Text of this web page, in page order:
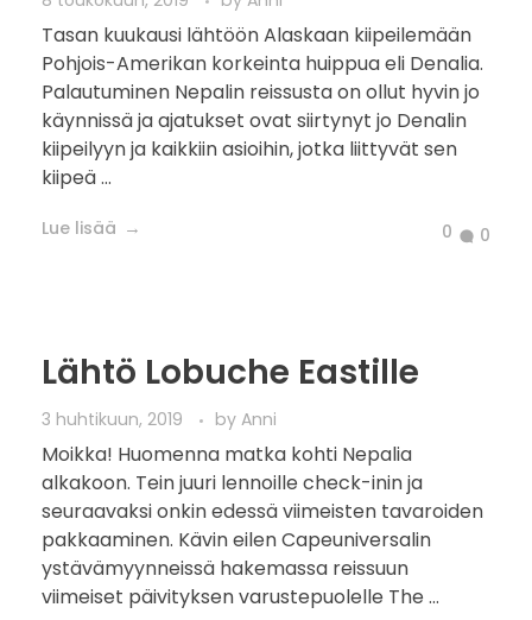
Loukkaantumisen myötä tulevan syksyn
suunnitelmat ovat menneet kiipeilyn suhteen
uusiksi. Olen viettänyt kohta neljä viikkoa
pääsääntöisesti kotona keppien kanssa ja
samaan aikaan olen toisaalta ehtinyt miettiä
tulevia suunnitelmia. Mitään ei ole lyö ...